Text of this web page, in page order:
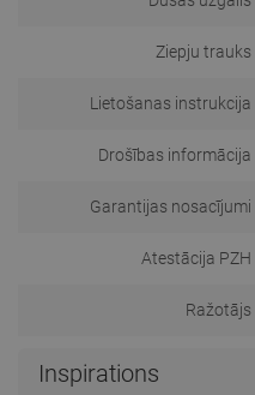
Ziepju trauks
Lietošanas instrukcija
Drošības informācija
Garantijas nosacījumi
Atestācija PZH
Ražotājs
Inspirations